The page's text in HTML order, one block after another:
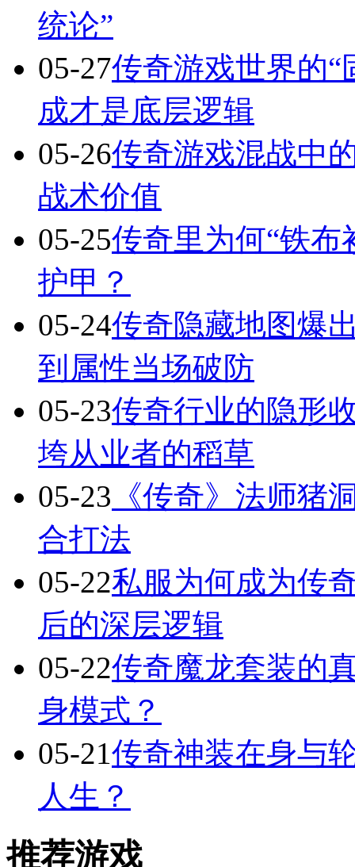
统论”
05-27传奇游戏世界的“
成才是底层逻辑
05-26传奇游戏混战中
战术价值
05-25传奇里为何“铁布
护甲？
05-24传奇隐藏地图爆
到属性当场破防
05-23传奇行业的隐形
垮从业者的稻草
05-23 《传奇》法师猪
合打法
05-22私服为何成为传
后的深层逻辑
05-22传奇魔龙套装的
身模式？
05-21传奇神装在身与
人生？
推荐游戏